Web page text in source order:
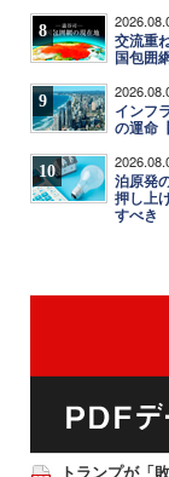
8
交流重
国包囲
9
インフ
の運命
10
泊原発
押し上
すべき
トランプが「